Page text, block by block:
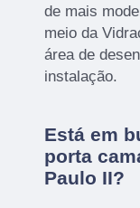
de mais
meio da
área de
instalação.
Está em
porta
Paulo II?